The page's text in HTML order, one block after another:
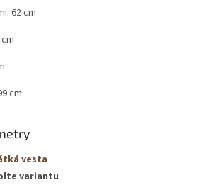
62 cm
cm
vesta
variantu